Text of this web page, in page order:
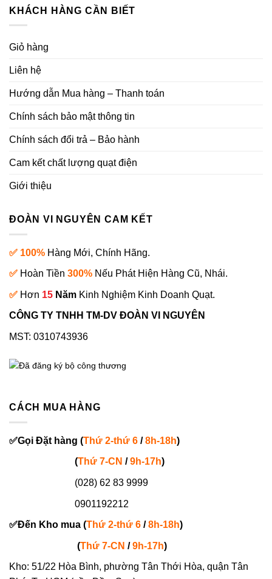
KHÁCH HÀNG CẦN BIẾT
Giỏ hàng
Liên hệ
Hướng dẫn Mua hàng – Thanh toán
Chính sách bảo mật thông tin
Chính sách đổi trả – Bảo hành
Cam kết chất lượng quạt điện
Giới thiệu
ĐOÀN VI NGUYÊN CAM KẾT
✅ 100% Hàng Mới, Chính Hãng.
✅ Hoàn Tiền 300% Nếu Phát Hiện Hàng Cũ, Nhái.
✅ Hơn 15 Năm Kinh Nghiệm Kinh Doanh Quạt.
CÔNG TY TNHH TM-DV ĐOÀN VI NGUYÊN
MST: 0310743936
CÁCH MUA HÀNG
✅Gọi Đặt hàng (Thứ 2-thứ 6 /8h-18h)
(Thứ 7-CN / 9h-17h)
(028) 62 83 9999
0901192212
✅Đến Kho mua (Thứ 2-thứ 6 /8h-18h)
(Thứ 7-CN /9h-17h)
Kho: 51/22 Hòa Bình, phường Tân Thới Hòa, quận Tân